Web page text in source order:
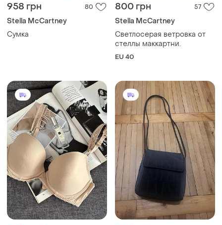
958 грн 80
Stella McCartney
Сумка
800 грн 57
Stella McCartney
Светлосерая ветровка от
стеллы маккартни.
EU 40